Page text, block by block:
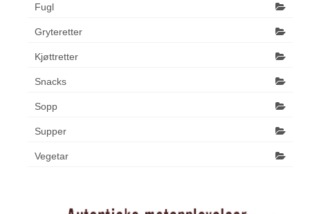
Fugl
Gryteretter
Kjøttretter
Snacks
Sopp
Supper
Vegetar